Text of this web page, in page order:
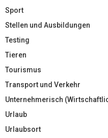
Sport
Stellen und Ausbildungen
Testing
Tieren
Tourismus
Transport und Verkehr
Unternehmerisch
Urlaub
Urlaubsort